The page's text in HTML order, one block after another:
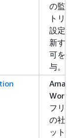
の監
トリ
設定
新す
可を付
与。
フリ
の社
ット